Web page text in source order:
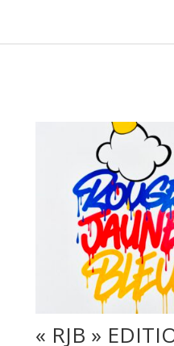
« RJB »